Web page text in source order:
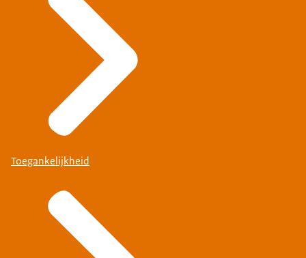
Toegankelijkheid